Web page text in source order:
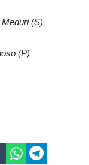
(S)
(P)